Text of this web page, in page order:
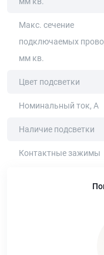
Макс. сечение
подключаемых
мм кв.
Цвет подсветки
Номинальный ток, А
Наличие подсветки
Контактные зажимы